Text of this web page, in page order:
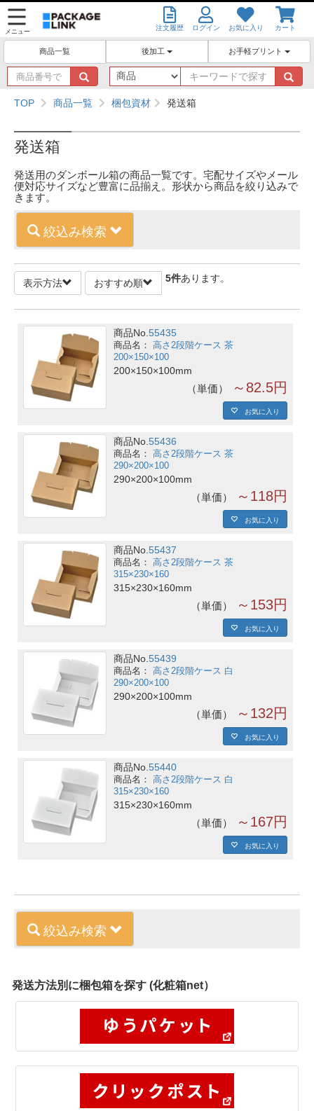
メニュー 注文履歴 ログイン お気に入り カート
商品一覧 後加工 お手軽プリント
商
品
番
で
探
す
キ
ー
ド
す
TOP 商品一覧 梱包資材 発送箱
発送箱
発送用のダンボール箱の商品一覧です。宅配サイズやメール
便対応サイズなど豊富に品揃え。形状から商品を絞り込みで
きます。
絞込み検索
表示方法 おすすめ順 5件あります。
商品No. 55435
高さ2段階ケース 茶
200×150×100
200×150×100mm
単価 ～82.5円
お気に入り
商品No. 55436
高さ2段階ケース 茶
290×200×100
290×200×100mm
単価 ～118円
お気に入り
商品No. 55437
高さ2段階ケース 茶
315×230×160
315×230×160mm
単価 ～153円
お気に入り
商品No. 55439
高さ2段階ケース 白
290×200×100
290×200×100mm
単価 ～132円
お気に入り
商品No. 55440
高さ2段階ケース 白
315×230×160
315×230×160mm
単価 ～167円
お気に入り
絞込み検索
発送方法別に梱包箱を探す (化粧箱net）